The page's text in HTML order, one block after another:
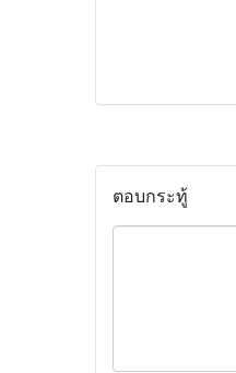
ตอบกระทู้